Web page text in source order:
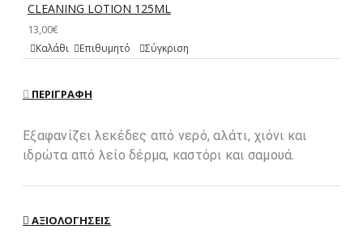
CLEANING LOTION 125ML
13,00€
Καλάθι Επιθυμητό Σύγκριση
ΠΕΡΙΓΡΑΦΉ
Εξαφανίζει λεκέδες από νερό, αλάτι, χιόνι και
ιδρώτα από λείο δέρμα, καστόρι και σαμουά.
ΑΞΙΟΛΟΓΉΣΕΙΣ